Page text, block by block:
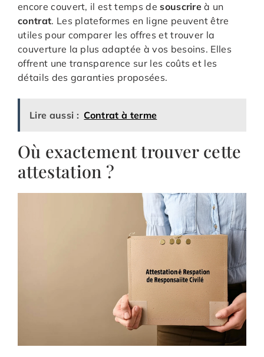
encore couvert, il est temps desouscrire à un
contrat. Les plateformes en ligne peuvent être
utiles pour comparer les offres et trouver la
couverture la plus adaptée à vos besoins. Elles
offrent une transparence sur les coûts et les
détails des garanties proposées.
Lire aussi : Contrat à terme
Où exactement trouver cette
attestation ?